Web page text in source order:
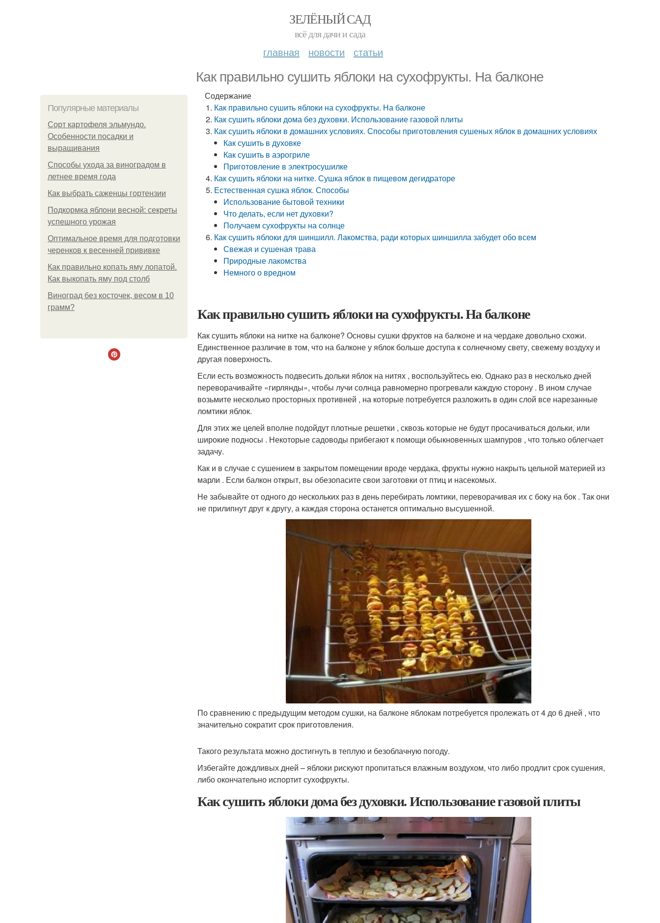
ЗЕЛЁНЫЙ САД
всё для дачи и сада
главная новости статьи
Как правильно сушить яблоки на сухофрукты. На балконе
Популярные материалы
Сорт картофеля эльмундо.
Особенности посадки и
выращивания
Способы ухода за виноградом в
летнее время года
Как выбрать саженцы гортензии
Подкормка яблони весной: секреты
успешного урожая
Оптимальное время для подготовки
черенков к весенней прививке
Как правильно копать яму лопатой.
Как выкопать яму под столб
Виноград без косточек, весом в 10
грамм?
Содержание
Как правильно сушить яблоки на сухофрукты. На балконе
Как сушить яблоки дома без духовки. Использование газовой плиты
Как сушить яблоки в домашних условиях. Способы приготовления сушеных яблок в домашних условиях
Как сушить в духовке
Как сушить в аэрогриле
Приготовление в электросушилке
Как сушить яблоки на нитке. Сушка яблок в пищевом дегидраторе
Естественная сушка яблок. Способы
Использование бытовой техники
Что делать, если нет духовки?
Получаем сухофрукты на солнце
Как сушить яблоки для шиншилл. Лакомства, ради которых шиншилла забудет обо всем
Свежая и сушеная трава
Природные лакомства
Немного о вредном
Как правильно сушить яблоки на сухофрукты. На балконе
Как сушить яблоки на нитке на балконе? Основы сушки фруктов на балконе и на чердаке довольно схожи.
Единственное различие в том, что на балконе у яблок больше доступа к солнечному свету, свежему воздуху и
другая поверхность.
Если есть возможность подвесить дольки яблок на нитях , воспользуйтесь ею. Однако раз в несколько дней
переворачивайте «гирлянды», чтобы лучи солнца равномерно прогревали каждую сторону . В ином случае
возьмите несколько просторных противней , на которые потребуется разложить в один слой все нарезанные
ломтики яблок.
Для этих же целей вполне подойдут плотные решетки , сквозь которые не будут просачиваться дольки, или
широкие подносы . Некоторые садоводы прибегают к помощи обыкновенных шампуров , что только облегчает
задачу.
Как и в случае с сушением в закрытом помещении вроде чердака, фрукты нужно накрыть цельной материей из
марли . Если балкон открыт, вы обезопасите свои заготовки от птиц и насекомых.
Не забывайте от одного до нескольких раз в день перебирать ломтики, переворачивая их с боку на бок . Так они
не прилипнут друг к другу, а каждая сторона останется оптимально высушенной.
По сравнению с предыдущим методом сушки, на балконе яблокам потребуется пролежать от 4 до 6 дней , что
значительно сократит срок приготовления.
Такого результата можно достигнуть в теплую и безоблачную погоду.
Избегайте дождливых дней – яблоки рискуют пропитаться влажным воздухом, что либо продлит срок сушения,
либо окончательно испортит сухофрукты.
Как сушить яблоки дома без духовки. Использование газовой плиты